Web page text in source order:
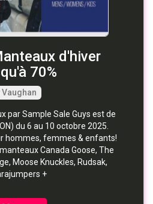
d'hiver
70%
Vaughan
par Sample Sale Guys est de
du 6 au 10 octobre 2025.
hommes, femmes & enfants!
Canada Goose, The
Moose Knuckles, Rudsak,
+